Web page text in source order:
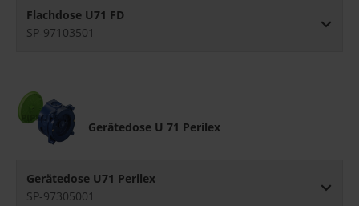
Flachdose U71 FD
SP-97103501
Gerätedose U 71 Perilex
Gerätedose U71 Perilex
SP-97305001